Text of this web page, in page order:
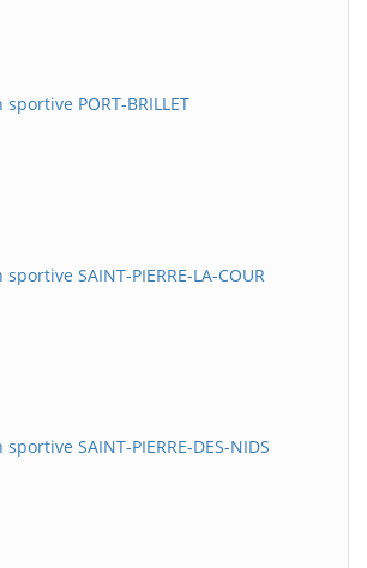
PORT-BRILLET
SAINT-PIERRE-LA-COUR
SAINT-PIERRE-DES-NIDS